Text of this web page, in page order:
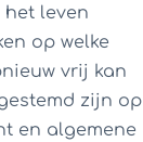
leven
op welke
vrij kan
zijn op
en algemene